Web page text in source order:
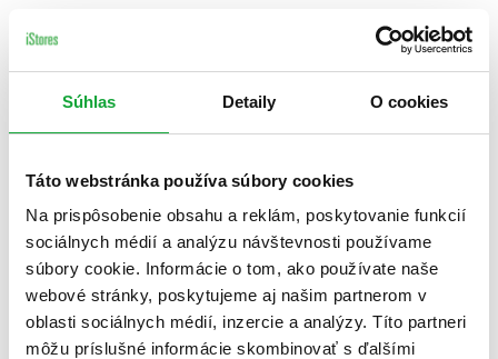
Súhlas Detaily O cookies
Táto webstránka používa súbory cookies
Na prispôsobenie obsahu a reklám, poskytovanie funkcií
sociálnych médií a analýzu návštevnosti používame
súbory cookie. Informácie o tom, ako používate naše
webové stránky, poskytujeme aj našim partnerom v
oblasti sociálnych médií, inzercie a analýzy. Títo partneri
môžu príslušné informácie skombinovať s ďalšími